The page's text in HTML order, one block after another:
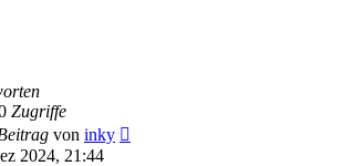
Zugriffe
von inky
2024, 21:44